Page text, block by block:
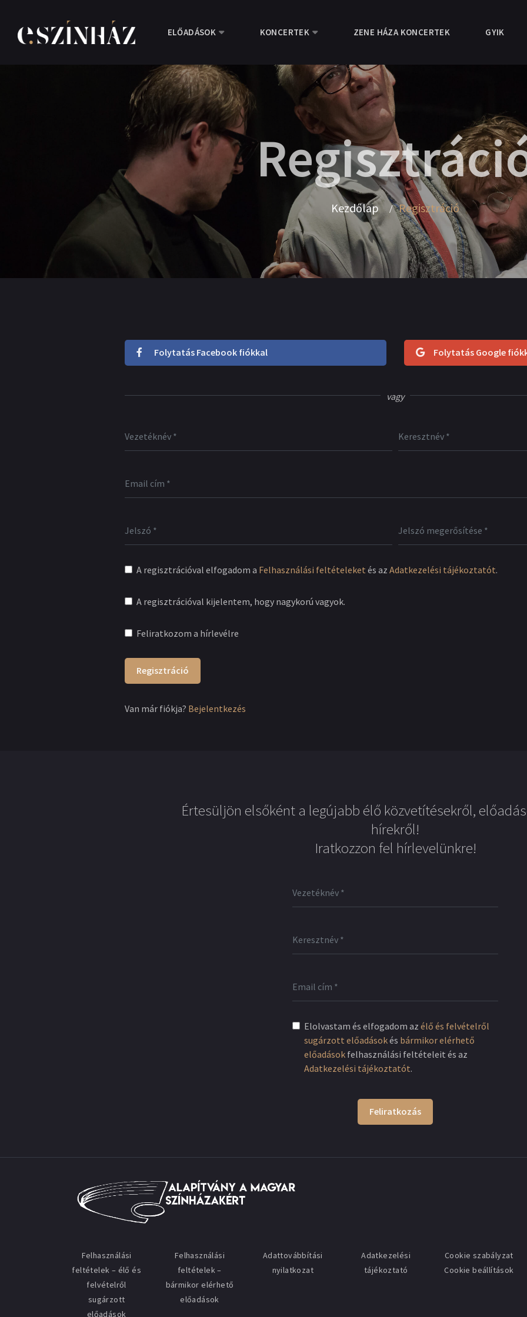
ELŐADÁSOK KONCERTEK ZENE HÁZA KONCERTEK GYIK
Kezdőlap Regisztráció
Folytatás Facebook fiókkal Folytatás Google
vagy
A regisztrációval elfogadom a Felhasználási feltételeket és az Adatkezelési tájékoztatót.
A regisztrációval kijelentem, hogy nagykorú vagyok.
Feliratkozom a hírlevélre
Regisztráció
Van már fiókja? Bejelentkezés
Értesüljön elsőként a legújabb élő közvetítésekről,
hírekről!
Iratkozzon fel hírlevelünkre!
Elolvastam és elfogadom az élő és felvételről
sugárzott előadásokés bármikor elérhető
előadások felhasználási feltételeit és az
Adatkezelési tájékoztatót.
Feliratkozás
Felhasználási
feltételek – élő és
felvételről
sugárzott
előadások
Felhasználási
feltételek –
bármikor elérhető
előadások
Adattovábbítási
nyilatkozat
Adatkezelési
tájékoztató
Cookie szabályzat
Cookie beállítások